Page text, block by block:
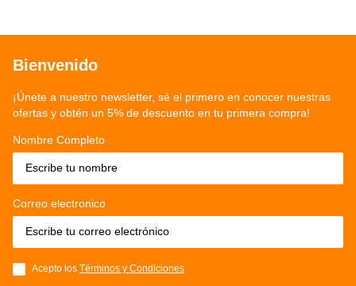
Bienvenido
¡Únete a nuestro newsletter, sé el primero en conocer nuestras
ofertas y obtén un 5% de descuento en tu primera compra!
Nombre Completo
Correo electronico
Acepto los Términos y Condiciones